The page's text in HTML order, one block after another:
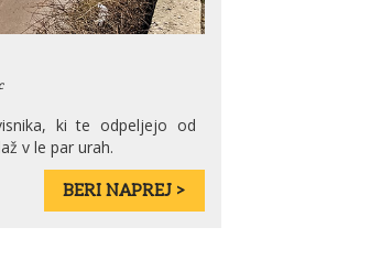
ki te odpeljejo od
v le par urah.
BERI NAPREJ >